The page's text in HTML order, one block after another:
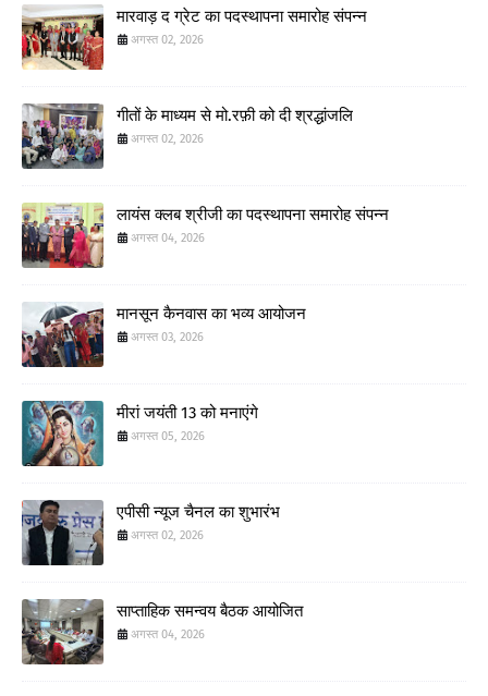
मारवाड़ द ग्रेट का पदस्थापना समारोह संपन्न
अगस्त 02, 2026
गीतों के माध्यम से मो.रफ़ी को दी श्रद्धांजलि
अगस्त 02, 2026
लायंस क्लब श्रीजी का पदस्थापना समारोह संपन्न
अगस्त 04, 2026
मानसून कैनवास का भव्य आयोजन
अगस्त 03, 2026
मीरां जयंती 13 को मनाएंगे
अगस्त 05, 2026
एपीसी न्यूज चैनल का शुभारंभ
अगस्त 02, 2026
साप्ताहिक समन्वय बैठक आयोजित
अगस्त 04, 2026